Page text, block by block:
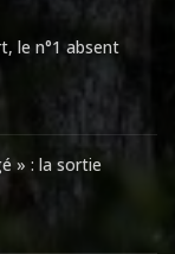
le n°1 absent
» : la sortie